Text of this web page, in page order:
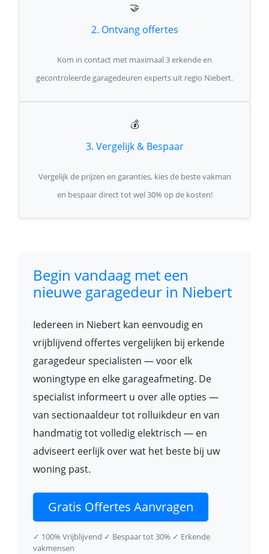
🤝
2. Ontvang offertes
Kom in contact met maximaal 3 erkende en
gecontroleerde garagedeuren experts uit regio Niebert.
💰
3. Vergelijk & Bespaar
Vergelijk de prijzen en garanties, kies de beste vakman
en bespaar direct tot wel 30% op de kosten!
Begin vandaag met een
nieuwe garagedeur in Niebert
Iedereen in Niebert kan eenvoudig en
vrijblijvend offertes vergelijken bij erkende
garagedeur specialisten — voor elk
woningtype en elke garageafmeting. De
specialist informeert u over alle opties —
van sectionaaldeur tot rolluikdeur en van
handmatig tot volledig elektrisch — en
adviseert eerlijk over wat het beste bij uw
woning past.
Gratis Offertes Aanvragen
✓ 100% Vrijblijvend ✓ Bespaar tot 30% ✓ Erkende
vakmensen